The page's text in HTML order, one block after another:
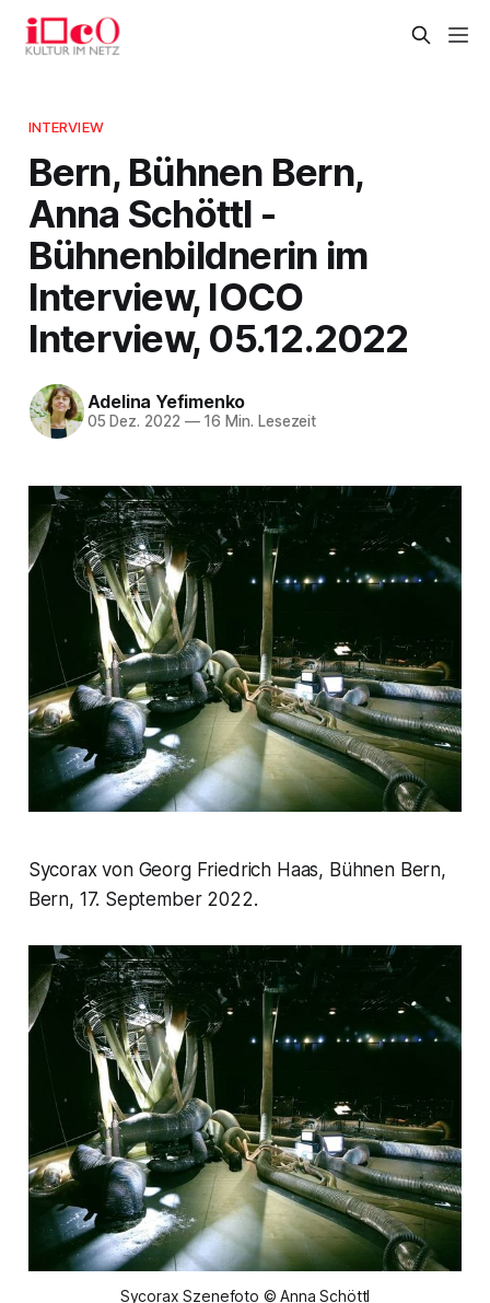
INTERVIEW
Bern, Bühnen Bern,
Anna Schöttl -
Bühnenbildnerin im
Interview, IOCO
Interview, 05.12.2022
Adelina Yefimenko
05 Dez. 2022 —16 Min. Lesezeit
Sycorax von Georg Friedrich Haas, Bühnen Bern,
Bern, 17. September 2022.
Sycorax Szenefoto © Anna Schöttl